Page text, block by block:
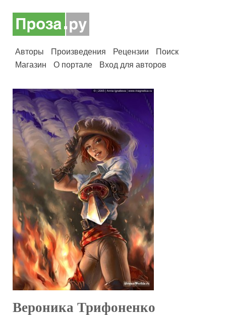
Авторы Произведения Рецензии
Поиск
Магазин
О портале Вход для авторов
Вероника Трифоненко